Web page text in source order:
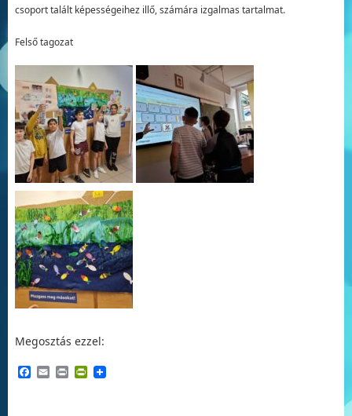
csoport talált képességeihez illő, számára izgalmas tartalmat.
Felső tagozat
Megosztás ezzel:
Facebook
EmailPrintPrintFriendly